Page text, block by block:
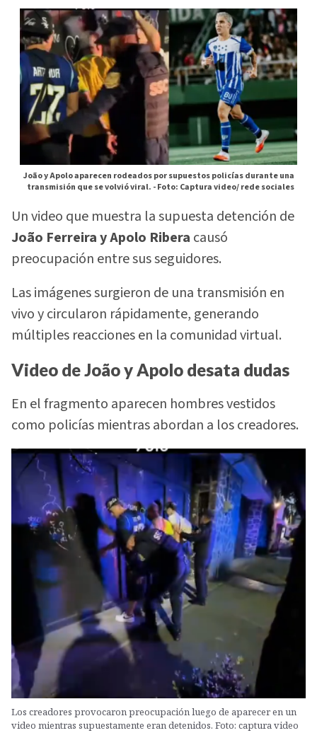
João y Apolo aparecen rodeados por supuestos policías durante una
transmisión que se volvió viral. -Foto: Captura video/ rede sociales
Un video que muestra la supuesta detención de
João Ferreira y Apolo Ribera causó
preocupación entre sus seguidores.
Las imágenes surgieron de una transmisión en
vivo y circularon rápidamente, generando
múltiples reacciones en la comunidad virtual.
Video de João y Apolo desata dudas
En el fragmento aparecen hombres vestidos
como policías mientras abordan a los creadores.
Los creadores provocaron preocupación luego de aparecer en un
video mientras supuestamente eran detenidos. Foto: captura video